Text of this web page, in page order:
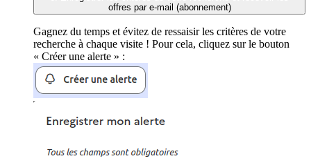
offres par e-mail (abonnement)
Gagnez du temps et évitez de ressaisir les critères de votre
recherche à chaque visite ! Pour cela, cliquez sur le bouton
« Créer une alerte » :